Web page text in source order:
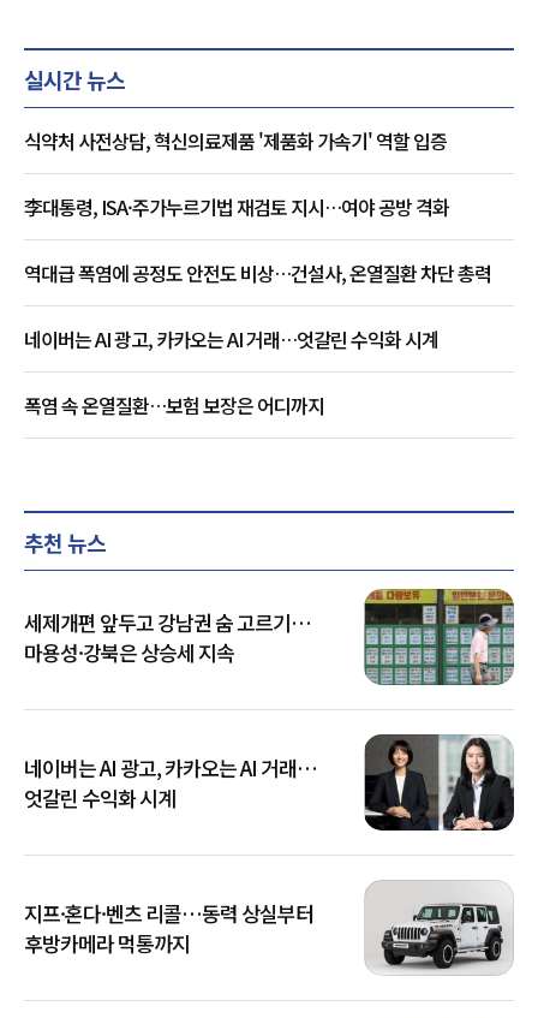
실시간 뉴스
식약처 사전상담, 혁신의료제품 '제품화 가속기' 역할 입증
李대통령, ISA·주가누르기법 재검토 지시…여야 공방 격화
역대급 폭염에 공정도 안전도 비상…건설사, 온열질환 차단 총력
네이버는 AI 광고, 카카오는 AI 거래…엇갈린 수익화 시계
폭염 속 온열질환…보험 보장은 어디까지
추천 뉴스
세제개편 앞두고 강남권 숨 고르기…
마용성·강북은 상승세 지속
네이버는 AI 광고, 카카오는 AI 거래…
엇갈린 수익화 시계
지프·혼다·벤츠 리콜…동력 상실부터
후방카메라 먹통까지